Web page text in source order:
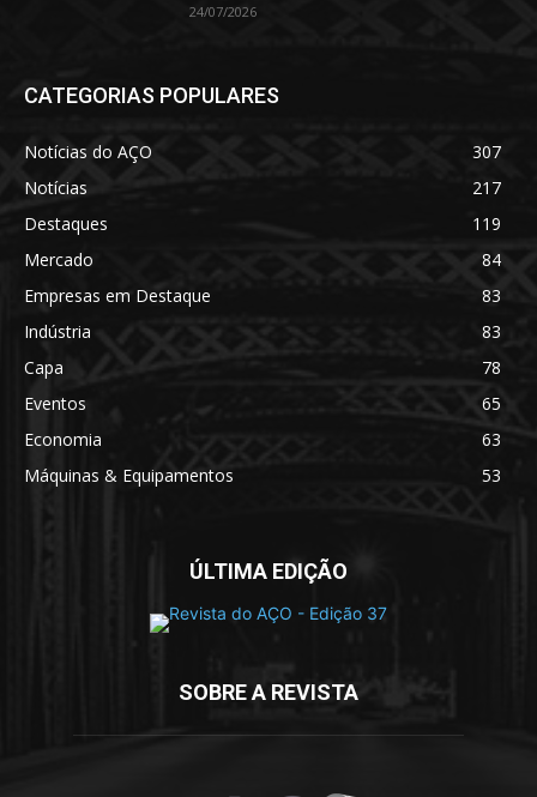
24/07/2026
CATEGORIAS POPULARES
Notícias do AÇO
307
Notícias
217
Destaques
119
Mercado
84
Empresas em Destaque
83
Indústria
83
Capa
78
Eventos
65
Economia
63
Máquinas & Equipamentos
53
ÚLTIMA EDIÇÃO
SOBRE A REVISTA